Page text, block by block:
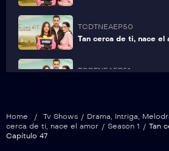
TCDTNEAEP50
Tan cerca de ti, nace el
TCDTNEAEP51
TCDTNEAEP52
Tan cerca de ti, nace el
Home / Tv Shows / Drama, Intriga,
cerca de ti, nace el amor / Season 1 / Tan
Capítulo 47